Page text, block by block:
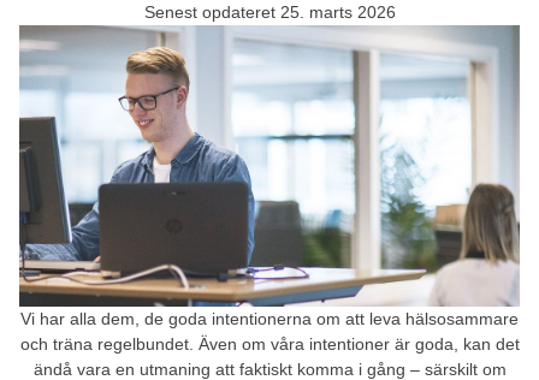
Senest opdateret 25. marts 2026
Vi har alla dem, de goda intentionerna om att leva hälsosammare
och träna regelbundet. Även om våra intentioner är goda, kan det
ändå vara en utmaning att faktiskt komma i gång – särskilt om